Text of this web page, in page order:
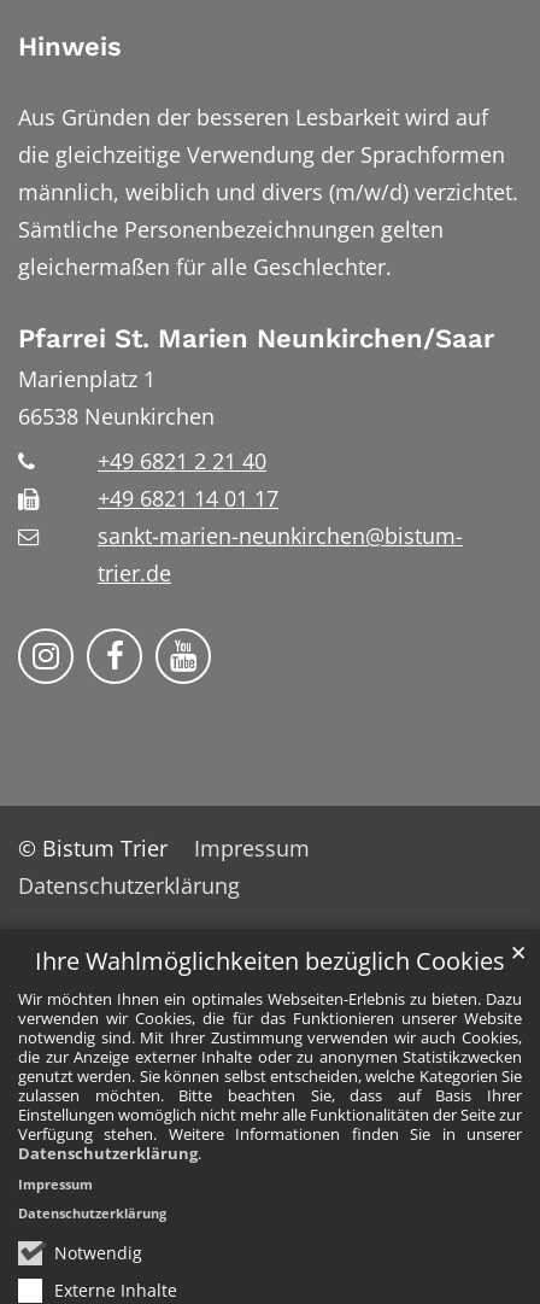
Ihre Wahlmöglichkeiten bezüglich Cookies
Wir möchten Ihnen ein optimales Webseiten-Erlebnis zu bieten. Dazu
verwenden wir Cookies, die für das Funktionieren unserer Website
notwendig sind. Mit Ihrer Zustimmung verwenden wir auch Cookies,
die zur Anzeige externer Inhalte oder zu anonymen Statistikzwecken
genutzt werden. Sie können selbst entscheiden, welche Kategorien Sie
zulassen möchten. Bitte beachten Sie, dass auf Basis Ihrer
Einstellungen womöglich nicht mehr alle Funktionalitäten der Seite zur
Verfügung stehen. Weitere Informationen finden Sie in unserer
Datenschutzerklärung.
Notwendig
Externe Inhalte
✕
Impressum
Datenschutzerklärung
Hinweis
Aus Gründen der besseren Lesbarkeit wird auf
die gleichzeitige Verwendung der Sprachformen
männlich, weiblich und divers (m/w/d) verzichtet.
Sämtliche Personenbezeichnungen gelten
gleichermaßen für alle Geschlechter.
Pfarrei St. Marien Neunkirchen/Saar
Marienplatz 1
66538 Neunkirchen
+49 6821 2 21 40
+49 6821 14 01 17
sankt-marien-neunkirchen@bistum-
trier.de
Bistum Trier auf Instragram
Die Pfarrei auf Facebook
Die Pfarrei auf YouTube
© Bistum Trier
Impressum
Datenschutzerklärung